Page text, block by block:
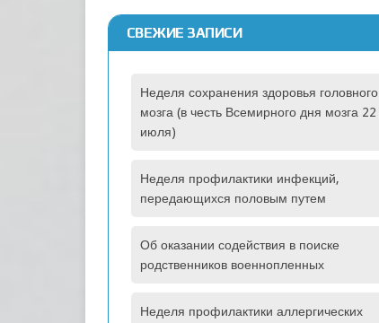
СВЕЖИЕ ЗАПИСИ
Неделя сохранения здоровья головного
мозга (в честь Всемирного дня мозга 22
июля)
Неделя профилактики инфекций,
передающихся половым путем
Об оказании содействия в поиске
родственников военнопленных
Неделя профилактики аллергических